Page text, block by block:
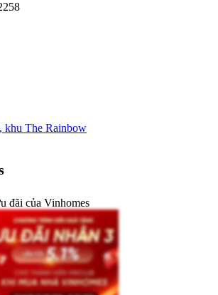
khu The Rainbow
đãi của Vinhomes